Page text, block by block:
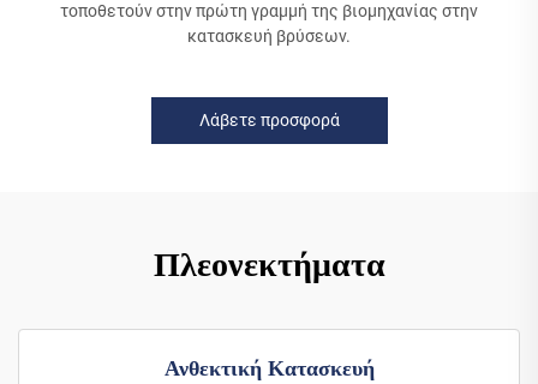
τοποθετούν στην πρώτη γραμμή της βιομηχανίας στην
κατασκευή βρύσεων.
Λάβετε προσφορά
Πλεονεκτήματα
Ανθεκτική Κατασκευή